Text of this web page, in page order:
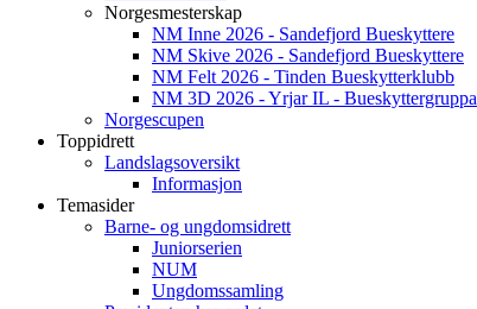
Norgesmesterskap
NM Inne 2026 - Sandefjord Bueskyttere
NM Skive 2026 - Sandefjord Bueskyttere
NM Felt 2026 - Tinden Bueskytterklubb
NM 3D 2026 - Yrjar IL - Bueskyttergruppa
Norgescupen
Toppidrett
Landslagsoversikt
Informasjon
Temasider
Barne- og ungdomsidrett
Juniorserien
NUM
Ungdomssamling